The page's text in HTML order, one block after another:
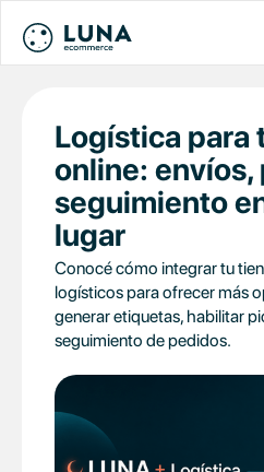
Logística para
online: envíos,
seguimiento
lugar
Conocé cómo integrar tu
logísticos para ofrecer más
generar etiquetas, habilitar
seguimiento de pedidos.